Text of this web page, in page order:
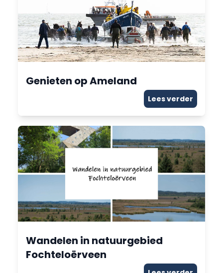
Genieten op Ameland
Lees verder
Wandelen in natuurgebied
Fochteloërveen